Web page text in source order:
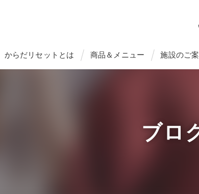
からだリセットとは 商品＆メニュー 施設のご
ブロ